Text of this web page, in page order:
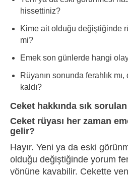
hissettiniz?
Kime ait olduğu değiştiğinde
mi?
Emek son günlerde hangi
Rüyanın sonunda ferahlık
kaldı?
Ceket hakkında sık
Ceket rüyası her zaman
gelir?
Hayır. Yeni ya da eski
olduğu değiştiğinde yorum
yönüne kayabilir. Cekette